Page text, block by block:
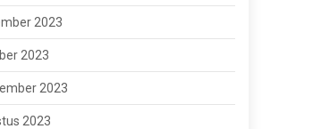
2023
2023
2023
2023